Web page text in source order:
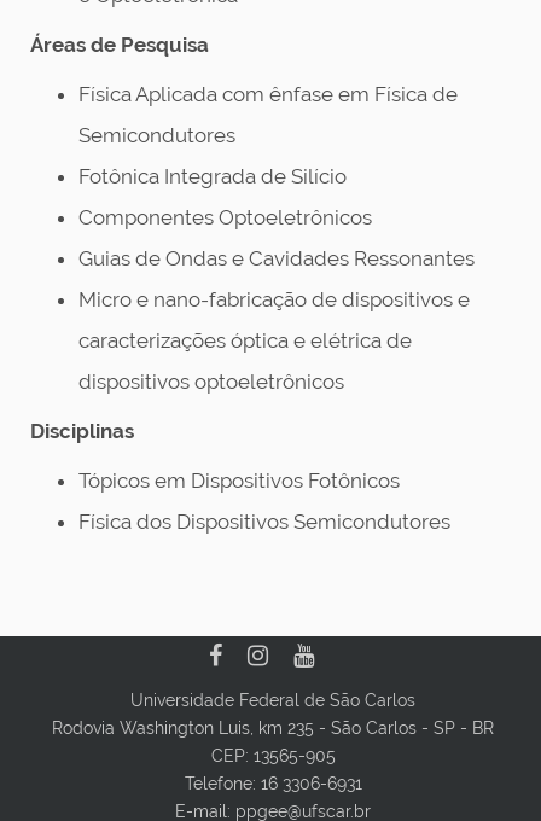
Áreas de Pesquisa
Física Aplicada com ênfase em Física de
Semicondutores
Fotônica Integrada de Silício
Componentes Optoeletrônicos
Guias de Ondas e Cavidades Ressonantes
Micro e nano-fabricação de dispositivos e
caracterizações óptica e elétrica de
dispositivos optoeletrônicos
Disciplinas
Tópicos em Dispositivos Fotônicos
Física dos Dispositivos Semicondutores
Universidade Federal de São Carlos
Rodovia Washington Luis, km 235 - São Carlos - SP - BR
CEP: 13565-905
Telefone: 16 3306-6931
E-mail: ppgee@ufscar.br